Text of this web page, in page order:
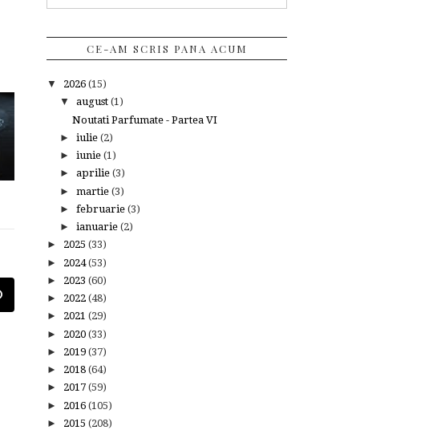
CE-AM SCRIS PANA ACUM
▼ 2026 (15)
▼ august (1)
Noutati Parfumate - Partea VI
► iulie (2)
► iunie (1)
► aprilie (3)
► martie (3)
► februarie (3)
► ianuarie (2)
► 2025 (33)
► 2024(53)
► 2023 (60)
► 2022 (48)
► 2021 (29)
► 2020 (33)
► 2019 (37)
► 2018 (64)
► 2017 (59)
► 2016 (105)
► 2015 (208)